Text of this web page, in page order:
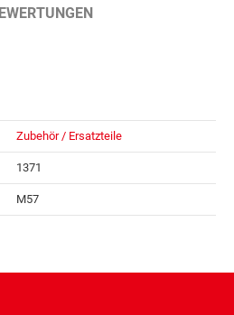
Zubehör / Ersatzteile
1371
M57